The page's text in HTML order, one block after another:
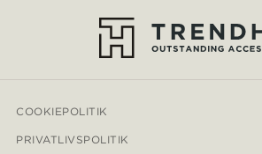
COOKIEPOLITIK
PRIVATLIVSPOLITIK